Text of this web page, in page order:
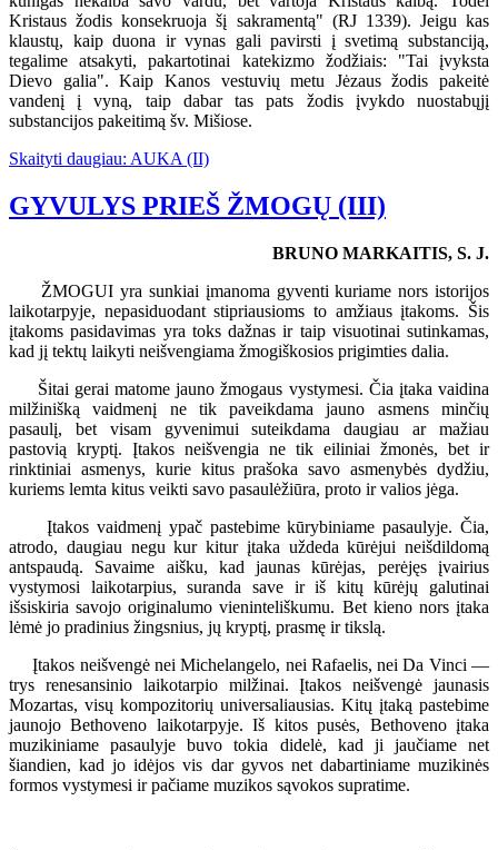
Kristaus žodis konsekruoja šį sakramentą" (RJ 1339). Jeigu kas
klaustų, kaip duona ir vynas gali pavirsti į svetimą substanciją,
tegalime atsakyti, pakartotinai katekizmo žodžiais: "Tai įvyksta
Dievo galia". Kaip Kanos vestuvių metu Jėzaus žodis pakeitė
vandenį į vyną, taip dabar tas pats žodis įvykdo nuostabųjį
substancijos pakeitimą šv. Mišiose.
Skaityti daugiau: AUKA (II)
GYVULYS PRIEŠ ŽMOGŲ (III)
BRUNO MARKAITIS, S. J.
ŽMOGUI yra sunkiai įmanoma gyventi kuriame nors istorijos
laikotarpyje, nepasiduodant stipriausioms to amžiaus įtakoms. Šis
įtakoms pasidavimas yra toks dažnas ir taip visuotinai sutinkamas,
kad jį tektų laikyti neišvengiama žmogiškosios prigimties dalia.
Šitai gerai matome jauno žmogaus vystymesi. Čia įtaka vaidina
milžinišką vaidmenį ne tik paveikdama jauno asmens minčių
pasaulį, bet visam gyvenimui suteikdama daugiau ar mažiau
pastovią kryptį. Įtakos neišvengia ne tik eiliniai žmonės, bet ir
rinktiniai asmenys, kurie kitus prašoka savo asmenybės dydžiu,
kuriems lemta kitus veikti savo pasaulėžiūra, proto ir valios jėga.
Įtakos vaidmenį ypač pastebime kūrybiniame pasaulyje. Čia,
atrodo, daugiau negu kur kitur įtaka uždeda kūrėjui neišdildomą
antspaudą. Savaime aišku, kad jaunas kūrėjas, perėjęs įvairius
vystymosi laikotarpius, suranda save ir iš kitų kūrėjų galutinai
išsiskiria savojo originalumo vieninteliškumu. Bet kieno nors įtaka
lėmė jo pradinius žingsnius, jų kryptį, prasmę ir tikslą.
Įtakos neišvengė nei Michelangelo, nei Rafaelis, nei Da Vinci —
trys renesansinio laikotarpio milžinai. Įtakos neišvengė jaunasis
Mozartas, visų kompozitorių universaliausias. Kitų įtaką pastebime
jaunojo Bethoveno laikotarpyje. Iš kitos pusės, Bethoveno įtaka
muzikiniame pasaulyje buvo tokia didelė, kad ji jaučiame net
šiandien, kad jo idėjos vis dar gyvos net dabartiniame muzikinės
formos vystymesi ir pačiame muzikos sąvokos supratime.